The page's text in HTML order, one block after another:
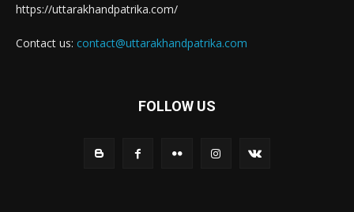
https://uttarakhandpatrika.com/
Contact us: contact@uttarakhandpatrika.com
FOLLOW US